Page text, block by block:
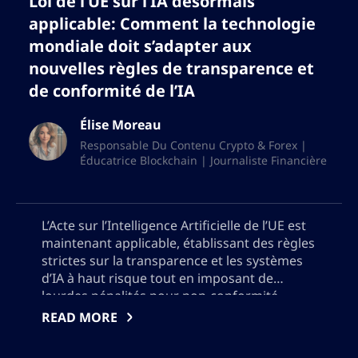
applicable: Comment la technologie
mondiale doit s’adapter aux
nouvelles règles de transparence et
de conformité de l’IA
Élise Moreau
Responsable Du Contenu Crypto & Forex |
Éducatrice Blockchain | Journaliste Financière
L’Acte sur l’Intelligence Artificielle de l’UE est
maintenant applicable, établissant des règles
strictes sur la transparence et les systèmes
d’IA à haut risque tout en imposant de
lourdes pénalités pour non-conformité.
Découvrez comment ces nouvelles
READ MORE